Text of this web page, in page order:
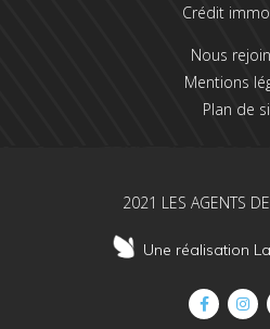
Crédit
Nous
Mentions
Plan de
2021 LES AGENTS
Une réalisation